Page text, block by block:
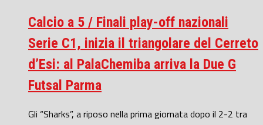
Calcio a 5 / Finali play-off nazionali
Serie C1, inizia il triangolare del Cerreto
d’Esi: al PalaChemiba arriva la Due G
Futsal Parma
Gli “Sharks”, a riposo nella prima giornata dopo il 2-2 tra